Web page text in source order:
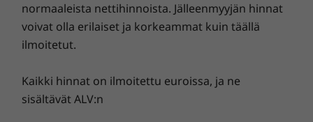
Uskomattomia yksityiskohtia
kaikissa valaistusolosuhteissa
kohteista 50 MP:n Ultra Pixel -
pääkameralla. Kameran Sony - LYTIA
akku
4310mAh
Tukee 5-68 W:n pikalatausta
normaaleista nettihinnoista. Jälleenmyyjän hinnat
voivat olla erilaiset ja korkeammat kuin täällä
ilmoitetut.
Kaikki hinnat on ilmoitettu euroissa, ja ne
sisältävät ALV:n